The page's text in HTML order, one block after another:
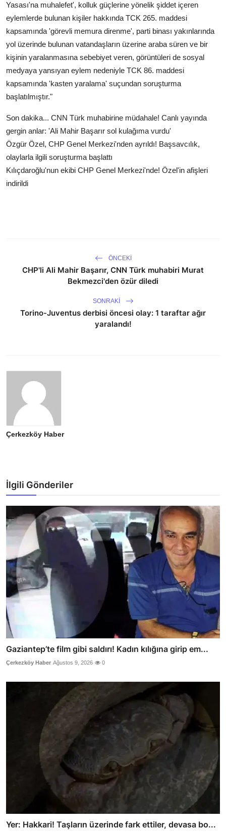
Yasası'na muhalefet', kolluk güçlerine yönelik şiddet içeren
eylemlerde bulunan kişiler hakkında TCK 265. maddesi
kapsamında 'görevli memura direnme', parti binası yakınlarında
yol üzerinde bulunan vatandaşların üzerine araba süren ve bir
kişinin yaralanmasına sebebiyet veren, görüntüleri de sosyal
medyaya yansıyan eylem nedeniyle TCK 86. maddesi
kapsamında 'kasten yaralama' suçundan soruşturma
başlatılmıştır."
Son dakika... CNN Türk muhabirine müdahale! Canlı yayında
gergin anlar: 'Ali Mahir Başarır sol kulağıma vurdu'
Özgür Özel, CHP Genel Merkezi'nden ayrıldı! Başsavcılık,
olaylarla ilgili soruşturma başlattı
Kılıçdaroğlu'nun ekibi CHP Genel Merkezi'nde! Özel'in afişleri
indirildi
ÖNCEKI
CHP'li Ali Mahir Başarır, CNN Türk muhabiri Murat
Bekmezci'den özür diledi
SONRAKI
Torino-Juventus derbisi öncesi olay: 1 taraftar ağır
yaralandı!
Çerkezköy Haber
İlgili Gönderiler
Gaziantep’te film gibi saldırı! Kadın kılığına girip em...
Çerkezköy Haber Ağustos 9, 2026 0
Yer: Hakkari! Taşların üzerinde fark ettiler, devasa bo...